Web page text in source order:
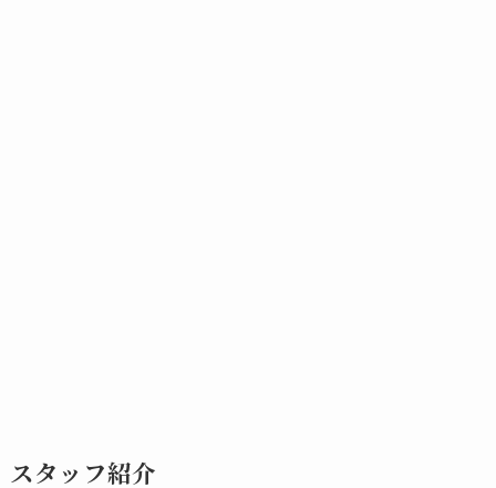
スタッフ紹介